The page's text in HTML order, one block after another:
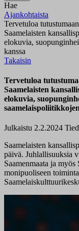
Hae
Ajankohtaista
Tervetuloa
Saamelaisten
elokuvia,
kanssa
Takaisin
Tervetuloa
Saamelaisten
elokuvia,
Julkaistu 2.2.2024
Saamelaisten
päivä. Juhlallisuuksia
Saamenmaata ja
monipuoliseen